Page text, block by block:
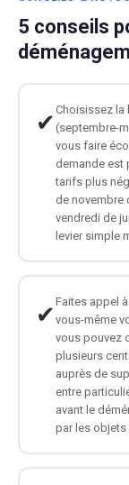
5 conseils
✔ Choisissez la
(septembre-
vous faire
demande est
tarifs plus
de novembre
vendredi de
levier simple
✔ Faites appel
vous-même
vous pouvez
plusieurs
auprès de
entre
avant le
par les objets